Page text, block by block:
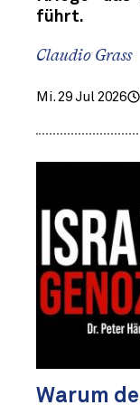
führt.
Claudio Grass
Mi. 29 Jul 2026
Warum